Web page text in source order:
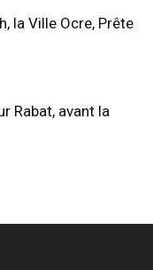
la Ville Ocre, Prête
Rabat, avant la